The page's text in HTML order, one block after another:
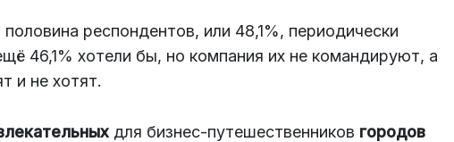
респондентов, или 48,1%, периодически
46,1% хотели бы, но компания их не командируют, а
и не хотят.
для бизнес-путешественников городов